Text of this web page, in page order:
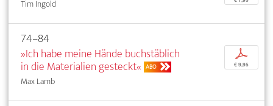
Tim Ingold
74–84
»Ich habe meine Hände buchstäblich
in die Materialien gesteckt« ABO
Max Lamb
p
€ 9,95